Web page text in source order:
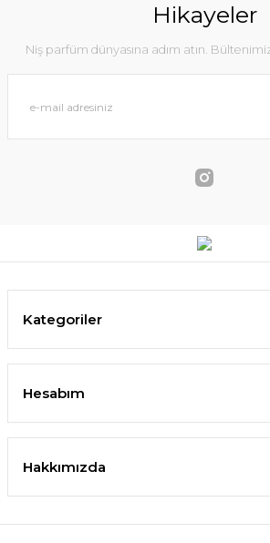
Hikayeler
Niş parfüm dünyasına adım atın.
Kategoriler
Hesabım
Hakkımızda